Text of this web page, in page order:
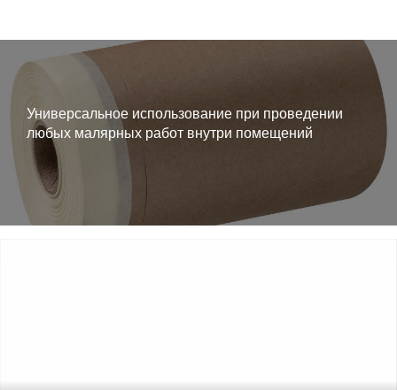
Универсальное использование при проведении
любых малярных работ внутри помещений